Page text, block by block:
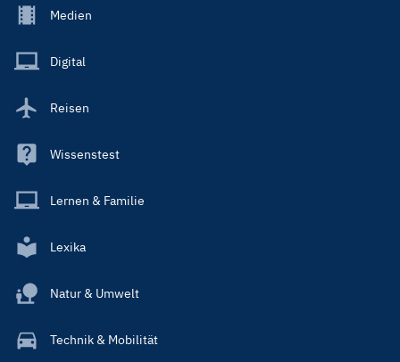
Footer
Main
Medien
Digital
Reisen
Wissenstest
Lernen & Familie
Lexika
Natur & Umwelt
Technik & Mobilität